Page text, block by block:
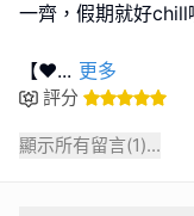
一齊，假期就好chill
【❤... 更多
評分
顯示所有留言(1)...